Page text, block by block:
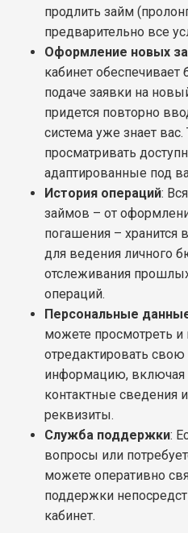
продлить займ
предварительно все
Оформление новых
кабинет
подаче заявки на
придется повторно
система уже знает
просматривать
адаптированные под
История операций:
займов – от
погашения – хранится
для ведения личного
отслеживания
операций.
Персональные
можете просмотреть и
отредактировать
информацию, включая
контактные сведения
реквизиты.
Служба поддержки:
вопросы или
можете оперативно
поддержки
кабинет.